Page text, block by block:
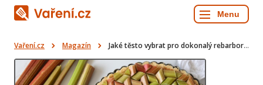
Vaření.cz Magazín Jaké těsto vybrat pro dokonalý rebarborový koláč?